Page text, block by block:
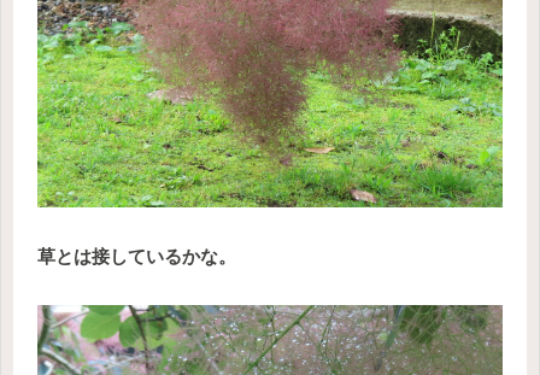
草とは接しているかな。